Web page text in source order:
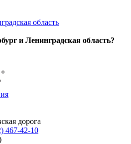
область
и Ленинградская область?
дорога
467-42-10